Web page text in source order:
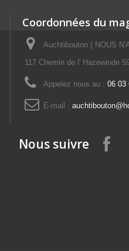
Coordonnées du
Auchtibouton ( NOUS
117 Chemin de l' Hazewinde
Appelez nous au : 06 03
E-mail :
Nous suivre